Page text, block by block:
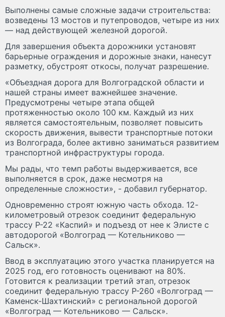
Выполнены самые сложные задачи строительства:
возведены 13 мостов и путепроводов, четыре из них
— над действующей железной дорогой.
Для завершения объекта дорожники установят
барьерные ограждения и дорожные знаки, нанесут
разметку, обустроят откосы, получат разрешение.
«Объездная дорога для Волгоградской области и
нашей страны имеет важнейшее значение.
Предусмотрены четыре этапа общей
протяженностью около 100 км. Каждый из них
является самостоятельным, позволяет повысить
скорость движения, вывести транспортные потоки
из Волгограда, более активно заниматься развитием
транспортной инфраструктуры города.
Мы рады, что темп работы выдерживается, все
выполняется в срок, даже несмотря на
определенные сложности», - добавил губернатор.
Одновременно строят южную часть обхода. 12-
километровый отрезок соединит федеральную
трассу Р-22 «Каспий» и подъезд от нее к Элисте с
автодорогой «Волгоград — Котельниково —
Сальск».
Ввод в эксплуатацию этого участка планируется на
2025 год, его готовность оценивают на 80%.
Готовится к реализации третий этап, отрезок
соединит федеральную трассу Р-260 «Волгоград —
Каменск-Шахтинский» с региональной дорогой
«Волгоград — Котельниково — Сальск».